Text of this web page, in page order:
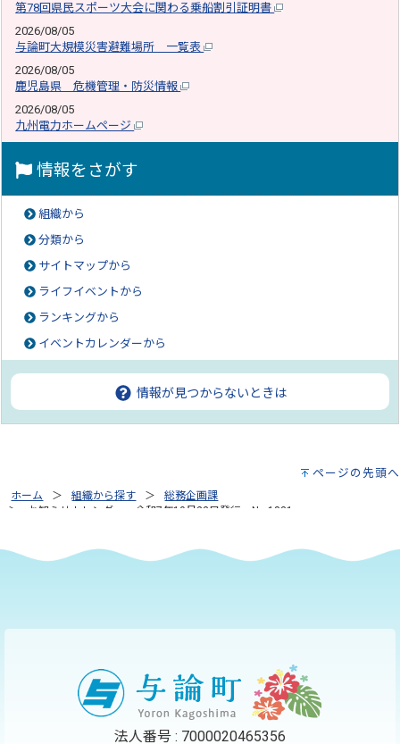
第78回県民スポーツ大会に関わる乗船割引証明書
2026/08/05
与論町大規模災害避難場所 一覧表
2026/08/05
鹿児島県 危機管理・防災情報
2026/08/05
九州電力ホームページ
情報をさがす
組織から
分類から
サイトマップから
ライフイベントから
ランキングから
イベントカレンダーから
情報が見つからないときは
ページの先頭へ
ホーム 組織から探す
総務企画課
お知らせカレンダー 令和7年10月23日発行 No.1831
法人番号 : 7000020465356